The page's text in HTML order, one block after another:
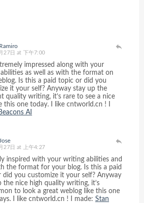
Ramiro
27日 at 下午7:00
impressed along with your
as well as with the format on
Is this a paid topic or did you
it your self? Anyway stay up the
quality writing, it’s rare to see a nice
this one today. I like cntworld.cn ! I
AI
Jose
27日 at 上午4:27
inspired with your writing abilities and
the format for your blog. Is this a paid
did you customize it your self? Anyway
the nice high quality writing, it’s
to look a great weblog like this one
I like cntworld.cn ! I made: Stan